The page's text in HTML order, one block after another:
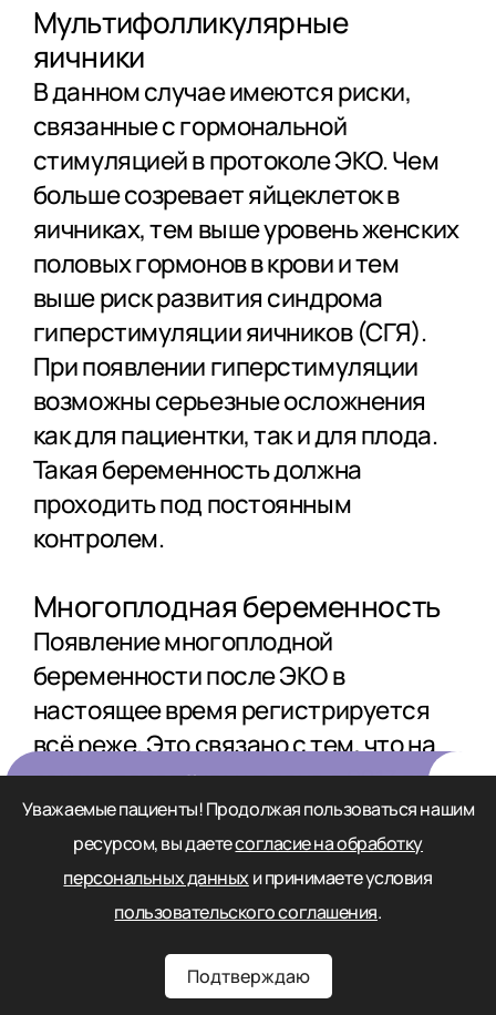
Мультифолликулярные
яичники
В данном случае имеются риски,
связанные с гормональной
стимуляцией в протоколе ЭКО. Чем
больше созревает яйцеклеток в
яичниках, тем выше уровень женских
половых гормонов в крови и тем
выше риск развития синдрома
гиперстимуляции яичников (СГЯ).
При появлении гиперстимуляции
возможны серьезные осложнения
как для пациентки, так и для плода.
Такая беременность должна
проходить под постоянным
контролем.
Многоплодная беременность
Появление многоплодной
беременности после ЭКО в
настоящее время регистрируется
всё реже. Это связано с тем, что на
законодательном уровне с 2013 года
ограничено число эмбрионов,
одновременно переносимых в
полость матки. Тем не менее, число
беременностей двойней после ЭКО
выше, чем при естественной
беременности. Многоплодная
Бесплатный
прием у
репродуктолога
Записаться
Уважаемые пациенты! Продолжая пользоваться нашим
ресурсом, вы даетесогласие на обработку
персональных данныхи принимаете условия
пользовательского соглашения.
Подтверждаю